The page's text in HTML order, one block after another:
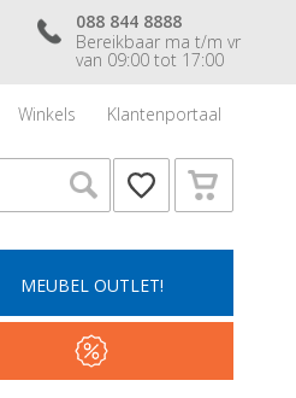
088 844 8888
Bereikbaar ma t/m vr
van 09:00 tot 17:00
Winkels Klantenportaal
MEUBEL OUTLET!